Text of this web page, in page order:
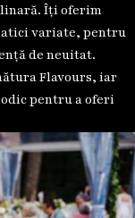
Îți oferim
variate, pentru
de neuitat.
Flavours, iar
pentru a oferi